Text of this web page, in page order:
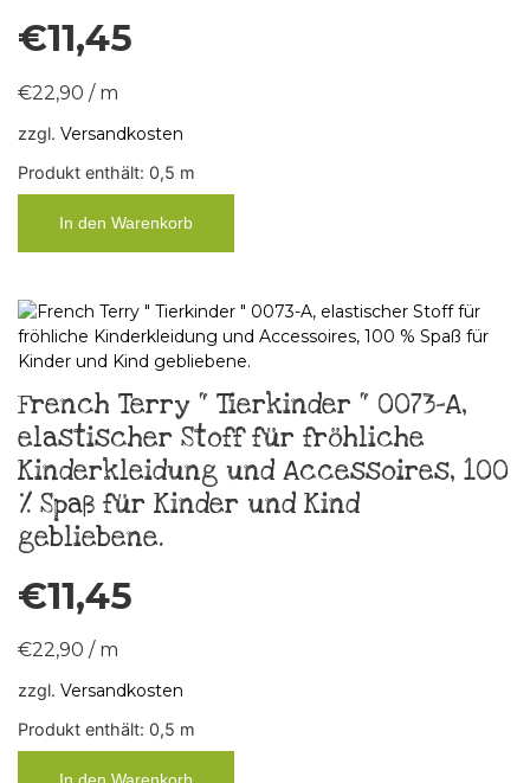
€11,45
€22,90 / m
zzgl. Versandkosten
Produkt enthält: 0,5 m
In den Warenkorb
French Terry “ Tierkinder “ 0073-A,
elastischer Stoff für fröhliche
Kinderkleidung und Accessoires, 100
% Spaß für Kinder und Kind
gebliebene.
€11,45
€22,90 / m
zzgl. Versandkosten
Produkt enthält: 0,5 m